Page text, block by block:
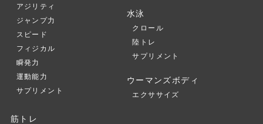
アジリティ
ジャンプ力
スピード
フィジカル
瞬発力
運動能力
サプリメント
水泳
クロール
陸トレ
サプリメント
ウーマンズボディ
エクササイズ
筋トレ